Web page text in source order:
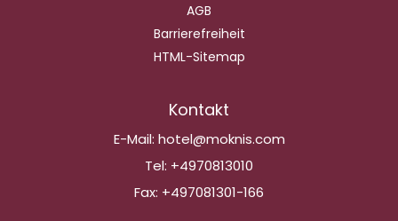
AGB
Barrierefreiheit
HTML-Sitemap
Kontakt
E-Mail: hotel@moknis.com
Tel: +4970813010
Fax: +497081301-166